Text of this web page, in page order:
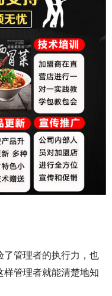
了管理者的执行力，也
管理者就能清楚地知